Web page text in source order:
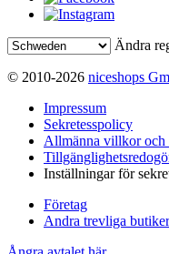
Ändra
© 2010-2026 niceshops
Impressum
Sekretesspolicy
Allmänna villkor och
Inställningar för
Företag
Andra trevliga butiker